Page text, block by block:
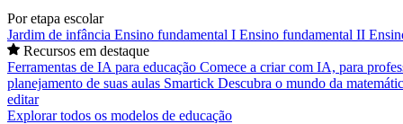
Por etapa escolar
Jardim de infância Ensino fundamental I Ensino fundamental II
Recursos em destaque
Ferramentas de IA para educação Comece a criar com IA, para
planejamento de suas aulas Smartick Descubra o mundo da
editar
Explorar todos os modelos de educação